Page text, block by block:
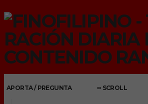
APORTA / PREGUNTA
∞ SCROLL